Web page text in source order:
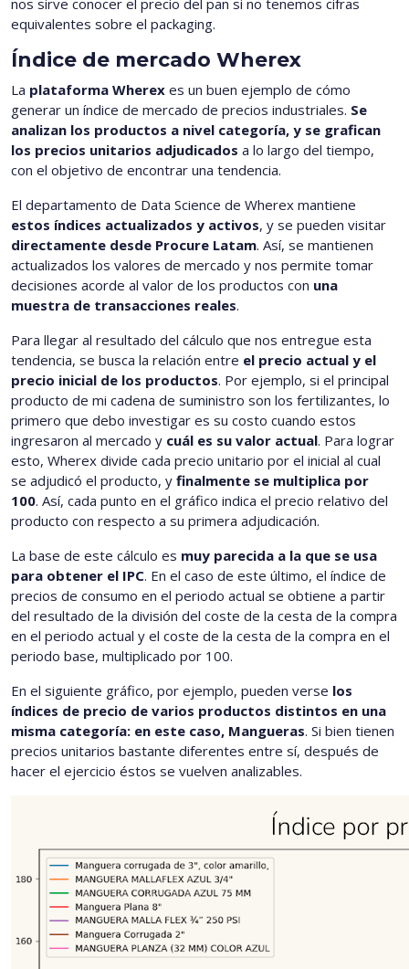
nos sirve conocer el precio del pan si no tenemos cifras
equivalentes sobre el packaging.
Índice de mercado Wherex
La plataforma Wherex es un buen ejemplo de cómo
generar un índice de mercado de precios industriales. Se
analizan los productos a nivel categoría, y se grafican
los precios unitarios adjudicados a lo largo del tiempo,
con el objetivo de encontrar una tendencia.
El departamento de Data Science de Wherex mantiene
estos índices actualizados y activos, y se pueden visitar
directamente desde Procure Latam. Así, se mantienen
actualizados los valores de mercado y nos permite tomar
decisiones acorde al valor de los productos con una
muestra de transacciones reales.
Para llegar al resultado del cálculo que nos entregue esta
tendencia, se busca la relación entre el precio actual y el
precio inicial de los productos. Por ejemplo, si el principal
producto de mi cadena de suministro son los fertilizantes, lo
primero que debo investigar es su costo cuando estos
ingresaron al mercado y cuál es su valor actual. Para lograr
esto, Wherex divide cada precio unitario por el inicial al cual
se adjudicó el producto, y finalmente se multiplica por
100. Así, cada punto en el gráfico indica el precio relativo del
producto con respecto a su primera adjudicación.
La base de este cálculo es muy parecida a la que se usa
para obtener el IPC. En el caso de este último, el índice de
precios de consumo en el periodo actual se obtiene a partir
del resultado de la división del coste de la cesta de la compra
en el periodo actual y el coste de la cesta de la compra en el
periodo base, multiplicado por 100.
En el siguiente gráfico, por ejemplo, pueden verse los
índices de precio de varios productos distintos en una
misma categoría: en este caso, Mangueras. Si bien tienen
precios unitarios bastante diferentes entre sí, después de
hacer el ejercicio éstos se vuelven analizables.